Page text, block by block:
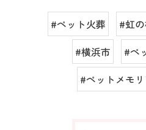
#ペット火葬 #虹
#横浜市
#ペ
#ペットメモ